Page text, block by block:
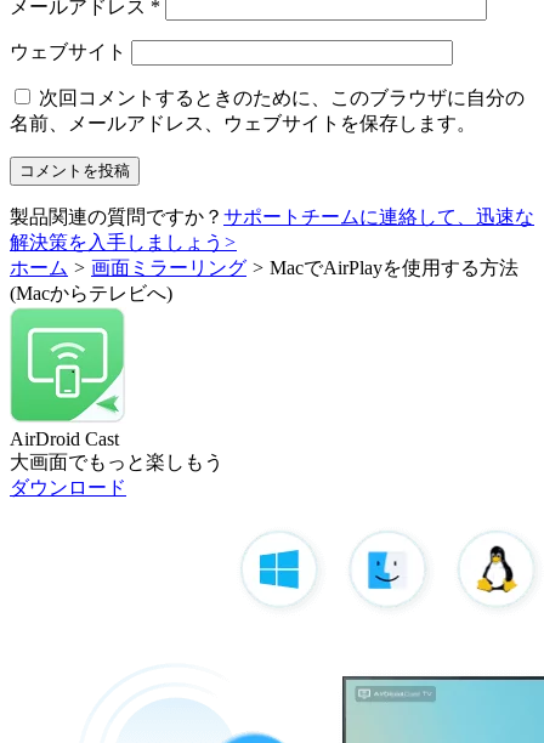
メールアドレス *
ウェブサイト
次回コメントするときのために、このブラウザに自分の
名前、メールアドレス、ウェブサイトを保存します。
製品関連の質問ですか？ サポートチームに連絡して、迅速な
解決策を入手しましょう >
ホーム > 画面ミラーリング > MacでAirPlayを使用する方法
(Macからテレビへ)
AirDroid Cast
大画面でもっと楽しもう
ダウンロード